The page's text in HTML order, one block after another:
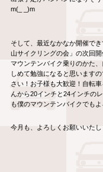
m(_ _)m
そして、最近なかなか開催で
山サイクリングの会」の次回開
マウンテンバイク乗りのかた
しめて勉強になると思います
さい！お子様も大歓迎！自転
んから20インチと24インチの
も僕のマウンテンバイクでも
今月も、よろしくお願いいたし